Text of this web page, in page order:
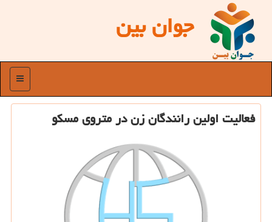
جوان بین
منو
فعالیت اولین رانندگان زن در متروی مسكو